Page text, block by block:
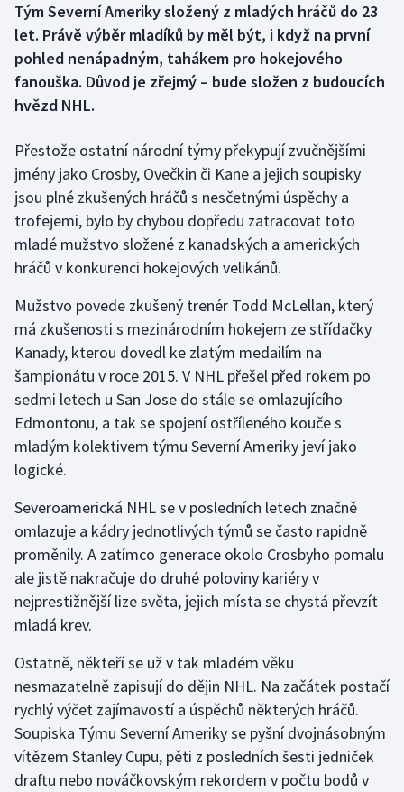
Florbal
Futsal
Golf
Gymnastika
Házená
Jezdectví
Krasobruslení
Lezení
Lyže a snowboard
Moderní pětiboj
Motorsport
Olympijské hry
Parasport
Plavání
Plážový volejbal
Ragby
Rychlobruslení
Tým Severní Ameriky složený z mladých hráčů do 23
let. Právě výběr mladíků by měl být, i když na první
pohled nenápadným, tahákem pro hokejového
fanouška. Důvod je zřejmý – bude složen z budoucích
hvězd NHL.
Přestože ostatní národní týmy překypují zvučnějšími
jmény jako Crosby, Ovečkin či Kane a jejich soupisky
jsou plné zkušených hráčů s nesčetnými úspěchy a
trofejemi, bylo by chybou dopředu zatracovat toto
mladé mužstvo složené z kanadských a amerických
hráčů v konkurenci hokejových velikánů.
Mužstvo povede zkušený trenér Todd McLellan, který
má zkušenosti s mezinárodním hokejem ze střídačky
Kanady, kterou dovedl ke zlatým medailím na
šampionátu v roce 2015. V NHL přešel před rokem po
sedmi letech u San Jose do stále se omlazujícího
Edmontonu, a tak se spojení ostříleného kouče s
mladým kolektivem týmu Severní Ameriky jeví jako
logické.
Severoamerická NHL se v posledních letech značně
omlazuje a kádry jednotlivých týmů se často rapidně
proměnily. A zatímco generace okolo Crosbyho pomalu
ale jistě nakračuje do druhé poloviny kariéry v
nejprestižnější lize světa, jejich místa se chystá převzít
mladá krev.
Ostatně, někteří se už v tak mladém věku
nesmazatelně zapisují do dějin NHL. Na začátek postačí
rychlý výčet zajímavostí a úspěchů některých hráčů.
Soupiska Týmu Severní Ameriky se pyšní dvojnásobným
vítězem Stanley Cupu, pěti z posledních šesti jedniček
draftu nebo nováčkovským rekordem v počtu bodů v